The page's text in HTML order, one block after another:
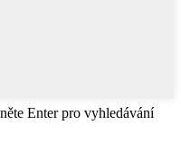
Enter pro vyhledávání